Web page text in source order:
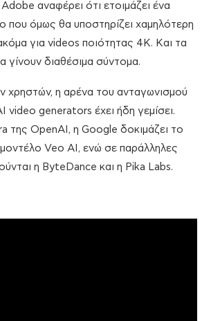
αναφέρει ότι ετοιμάζει ένα
που όμως θα υποστηρίζει χαμηλότερη
για videos ποιότητας 4K. Και τα
γίνουν διαθέσιμα σύντομα.
χρηστών, η αρένα του ανταγωνισμού
video generators έχει ήδη γεμίσει.
της OpenAI, η Google δοκιμάζει το
Veo AI, ενώ σε παράλληλες
η ByteDance και η Pika Labs.